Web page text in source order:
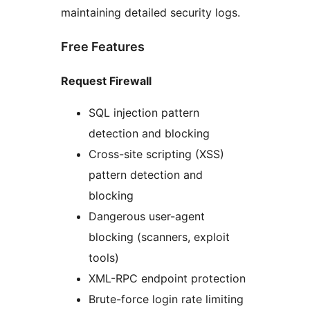
maintaining detailed security logs.
Free Features
Request Firewall
SQL injection pattern
detection and blocking
Cross-site scripting (XSS)
pattern detection and
blocking
Dangerous user-agent
blocking (scanners, exploit
tools)
XML-RPC endpoint protection
Brute-force login rate limiting